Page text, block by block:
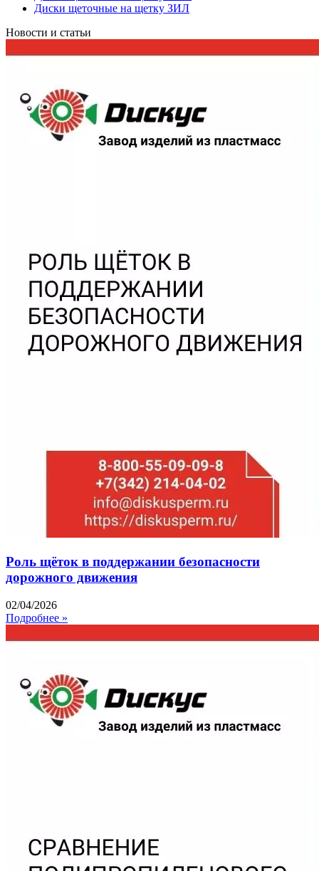
Диски щеточные на щетку ЗИЛ
Новости и статьи
Роль щёток в поддержании безопасности
дорожного движения
02/04/2026
Подробнее »